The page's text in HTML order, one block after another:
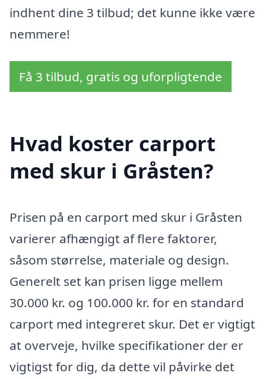
indhent dine 3 tilbud; det kunne ikke være
nemmere!
Få 3 tilbud, gratis og uforpligtende
Hvad koster carport
med skur i Gråsten?
Prisen på en carport med skur i Gråsten
varierer afhængigt af flere faktorer,
såsom størrelse, materiale og design.
Generelt set kan prisen ligge mellem
30.000 kr. og 100.000 kr. for en standard
carport med integreret skur. Det er vigtigt
at overveje, hvilke specifikationer der er
vigtigst for dig, da dette vil påvirke det